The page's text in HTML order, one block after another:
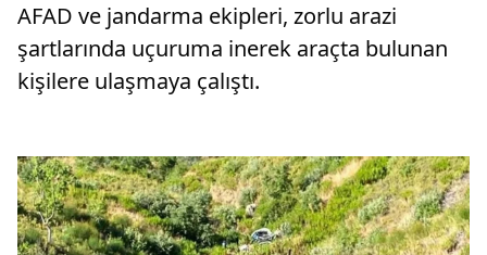
AFAD ve jandarma ekipleri, zorlu arazi
şartlarında uçuruma inerek araçta bulunan
kişilere ulaşmaya çalıştı.